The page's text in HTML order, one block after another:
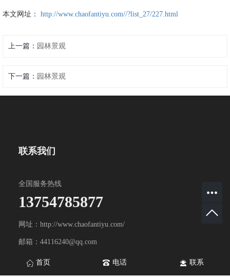
本文网址： http://www.chaofantiyu.com//?list_27/227.html
上一篇： 园林景观
下一篇： 园林景观
联系我们
全国服务热线
13754785877
网址：http://www.chaofantiyu.com/
邮箱：44116240@qq.com
地址：山东省淄博市淄川区双杨镇双杨工业园
首页 电话 联系